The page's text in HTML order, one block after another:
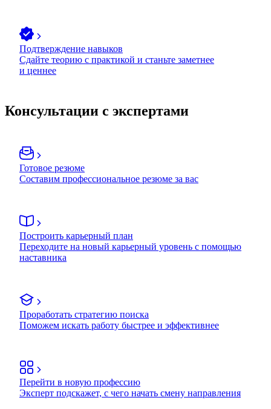
Подтверждение навыков
Сдайте теорию с практикой и станьте заметнее
и ценнее
Консультации с экспертами
Готовое резюме
Составим профессиональное резюме за вас
Построить карьерный план
Переходите на новый карьерный уровень с помощью
наставника
Проработать стратегию поиска
Поможем искать работу быстрее и эффективнее
Перейти в новую профессию
Эксперт подскажет, с чего начать смену направления